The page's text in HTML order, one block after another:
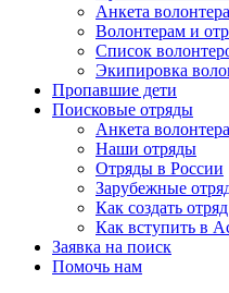
Анкета волонтера
Волонтерам и
Список
Экипировка
Пропавшие дети
Поисковые отряды
Анкета волонтера
Наши отряды
Отряды в России
Зарубежные
Как создать отряд
Как вступить в
Заявка на поиск
Помочь нам